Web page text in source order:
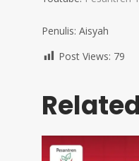
Penulis: Aisyah
Post Views: 79